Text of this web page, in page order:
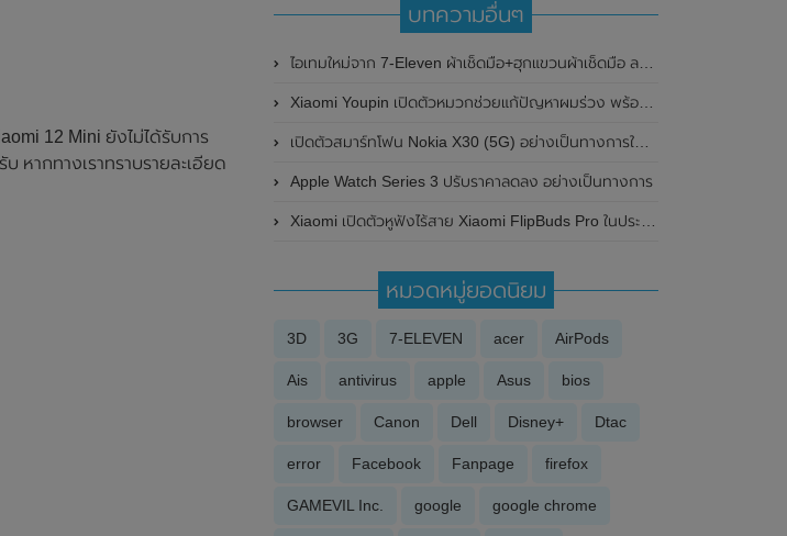
12 Mini ยังไม่ได้รับการ
ากทางเราทราบรายละเอียด
บทความอื่นๆ
ไอเทมใหม่จาก 7-Eleven ผ้าเช็ดมือ+ฮุกแขวนผ้าเช็ดมือ ลายเจ้าหญิง Frozen
Xiaomi Youpin เปิดตัวหมวกช่วยแก้ปัญหาผมร่วง พร้อมวางจำหน่ายแล้ว
เปิดตัวสมาร์ทโฟน Nokia X30 (5G) อย่างเป็นทางการในประเทศไทยแล้ว มาพร้อมมาพร้อมการอัพเกรดความปลอดภัย 3 ปี และ อัพเกรด Android นาน 3 ปี
Apple Watch Series 3 ปรับราคาลดลง อย่างเป็นทางการ
Xiaomi เปิดตัวหูฟังไร้สาย Xiaomi FlipBuds Pro ในประเทศจีน มาพร้อมรองรับฟีเจอร์ Active Noise Cancelling , ANC , Bluetooth 5.2 ดีไซน์คล้าย Airpods Pro
หมวดหมู่ยอดนิยม
3D 3G 7-ELEVEN acer AirPods
Ais antivirus apple Asus bios
browser Canon Dell Disney+ Dtac
error Facebook Fanpage firefox
GAMEVIL Inc. google google chrome